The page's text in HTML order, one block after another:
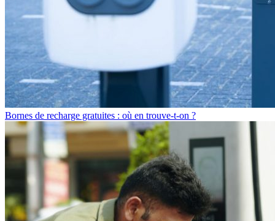
Bornes de recharge gratuites : où en trouve-t-on ?